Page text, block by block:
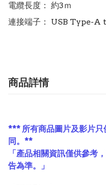
電纜長度： 約3ｍ
商品詳情
*** 所有商品圖片及影片
同。**
「產品相關資訊僅供參考
告為準。」